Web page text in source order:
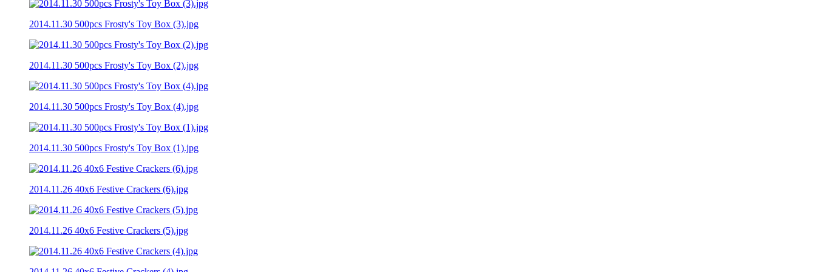
2014.11.30 500pcs Frosty's Toy Box (3).jpg
2014.11.30 500pcs Frosty's Toy Box (2).jpg
2014.11.30 500pcs Frosty's Toy Box (4).jpg
2014.11.30 500pcs Frosty's Toy Box (1).jpg
2014.11.26 40x6 Festive Crackers (6).jpg
2014.11.26 40x6 Festive Crackers (5).jpg